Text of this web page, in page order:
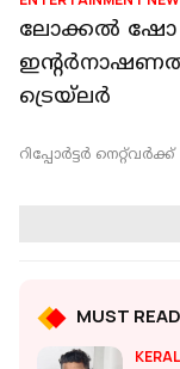
ലോക്കൽ ഷോ
ട്രെയ്ലർ
റിപ്പോർട്ടർ നെറ്റ്‌വര്‍ക്ക്‌
MUST READ